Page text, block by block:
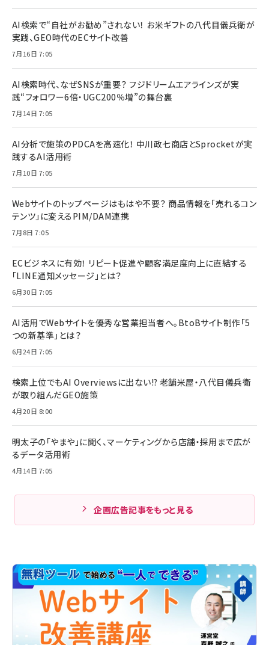
AI検索で“自社がお勧め”されない！ お米ギフトの八代目儀兵衛が
実践、GEO時代のECサイト改善
7月16日 7:05
AI検索時代、なぜSNSが重要？ フジドリームエアラインズが実
践“フォロワー6倍・UGC200％増”の舞台裏
7月14日 7:05
AI分析で施策のPDCAを高速化！ 中川政七商店とSprocketが実
践するAI活用術
7月10日 7:05
Webサイトのトップページはもはや不要？ 商品情報を「売れるコン
テンツ」に変えるPIM/DAM連携
7月8日 7:05
ECビジネスに有効！ リピート促進や顧客満足度向上に直結する
「LINE通知メッセージ」とは？
6月30日 7:05
AI活用でWebサイトを優秀な営業担当者へ。BtoBサイト制作「5
つの新基準」とは？
6月24日 7:05
検索上位でもAI Overviewsに出ない!? 老舗米屋・八代目儀兵衛
が取り組んだGEO施策
4月20日 8:00
明太子の「やまや」に聞く、マーケティングから店舗・採用まで広が
るデータ活用術
4月14日 7:05
企画広告記事をもっと見る